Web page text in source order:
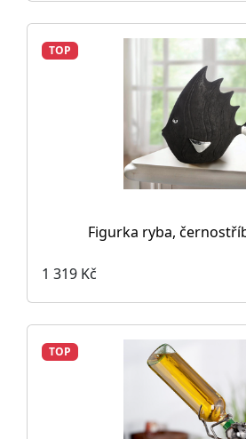
TOP
Figurka ryba,
1 319 Kč
TOP